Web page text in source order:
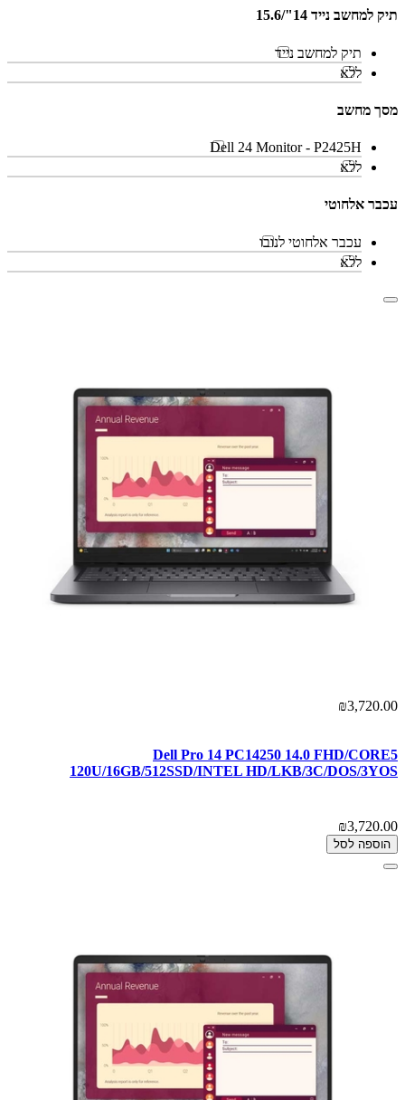
תיק למחשב נייד 14"/15.6
תיק למחשב נייד
ללא
מסך מחשב
Dell 24 Monitor - P2425H
ללא
עכבר אלחוטי
עכבר אלחוטי לנובו
ללא
₪3,720.00
Dell Pro 14 PC14250 14.0 FHD/CORE5
120U/16GB/512SSD/INTEL HD/LKB/3C/DOS/3YOS
₪3,720.00
הוספה לסל